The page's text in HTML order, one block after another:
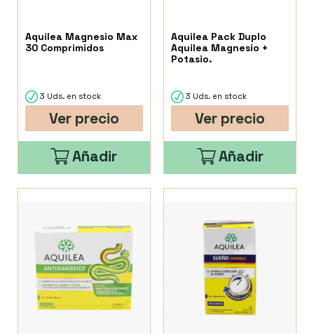
Aquilea Magnesio Max
30 Comprimidos
3 Uds. en stock
Ver precio
Añadir
Aquilea Pack Duplo
Aquilea Magnesio +
Potasio.
3 Uds. en stock
Ver precio
Añadir